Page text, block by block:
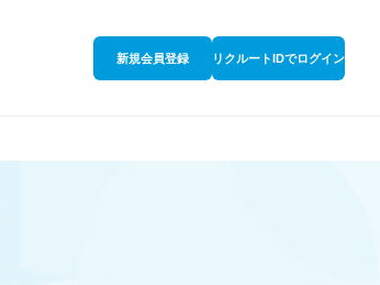
新規会員登録 リクルートIDでログイン